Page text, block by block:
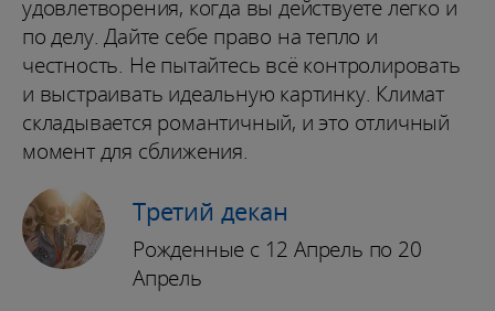
удовлетворения, когда вы действуете легко и
по делу. Дайте себе право на тепло и
честность. Не пытайтесь всё контролировать
и выстраивать идеальную картинку. Климат
складывается романтичный, и это отличный
момент для сближения.
Третий декан
Рожденные с 12 Апрель по 20
Апрель